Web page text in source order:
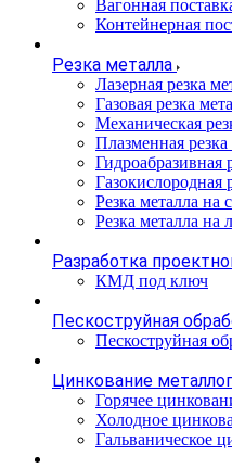
Вагонная
Контейнерная
Резка металла
Лазерная резка
Газовая резка
Механическая
Плазменная резка
Гидроабразивная
Газокислородная
Резка металла на
Резка металла на
Разработка
КМД под ключ
Пескоструйная
Пескоструйная
Цинкование
Горячее
Холодное
Гальваническое